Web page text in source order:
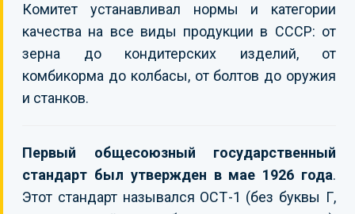
Комитет устанавливал нормы и категории
качества на все виды продукции в СССР: от
зерна до кондитерских изделий, от
комбикорма до колбасы, от болтов до оружия
и станков.
Первый общесоюзный государственный
стандарт был утвержден в мае 1926 года.
Этот стандарт назывался ОСТ-1 (без буквы Г,